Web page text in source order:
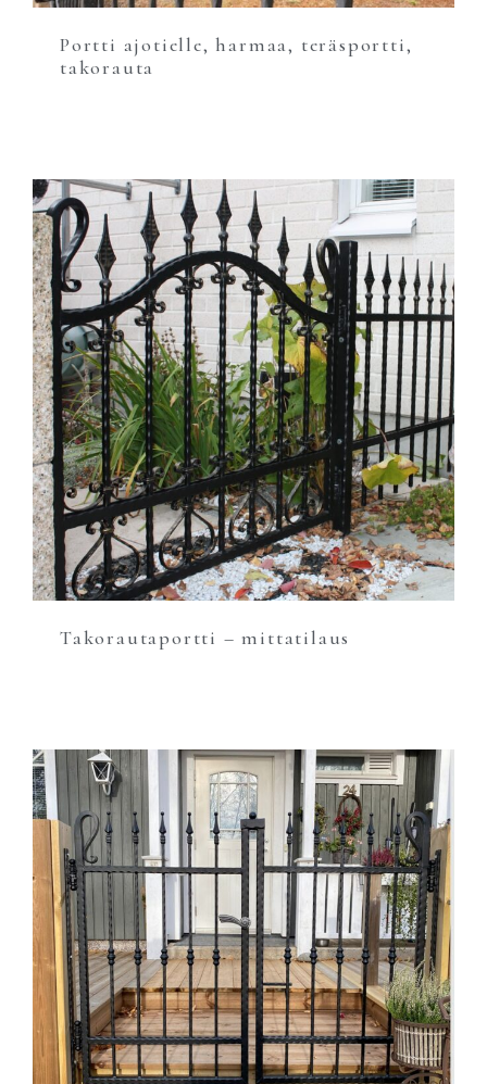
Portti ajotielle, harmaa, teräsportti,
takorauta
Takorautaportti – mittatilaus